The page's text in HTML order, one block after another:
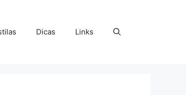
Dicas Links